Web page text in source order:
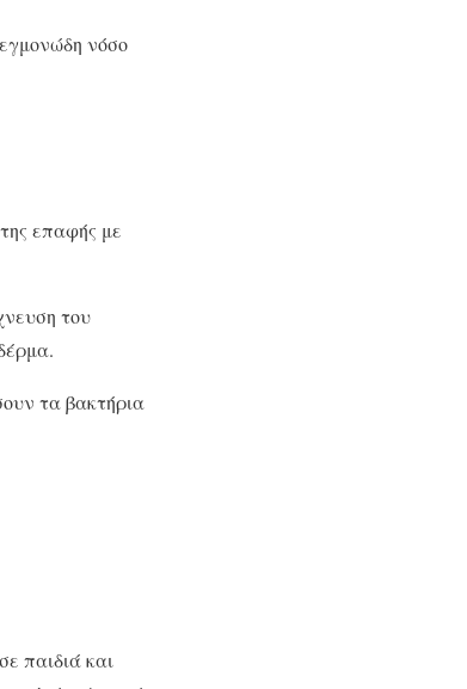
νόσο
επαφής με
του
τα βακτήρια
παιδιά και